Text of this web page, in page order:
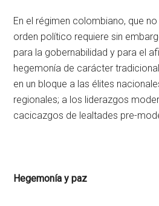
En el régimen colombiano, que
orden político requiere sin
para la gobernabilidad y para el
hegemonía de carácter
en un bloque a las élites
regionales; a los liderazgos
cacicazgos de lealtades pre-
Hegemonía y paz